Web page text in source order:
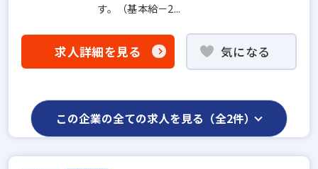
す。（基本給－2...
求人詳細を見る 気になる
この企業の全ての求人を見る（全2件）